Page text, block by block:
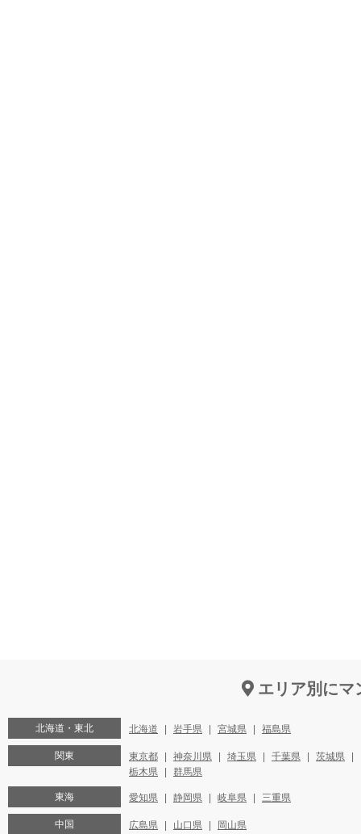
エリア別にマ
北海道・東北 北海道 岩手県 宮城県 福島県
関東 東京都 神奈川県 埼玉県 千葉県
茨城県
栃木県
群馬県
東海 愛知県 静岡県 岐阜県 三重県
中国 広島県 山口県 岡山県